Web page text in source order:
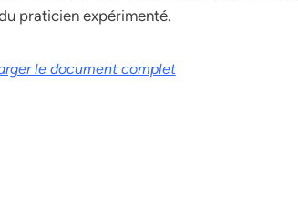
praticien expérimenté.
le document complet